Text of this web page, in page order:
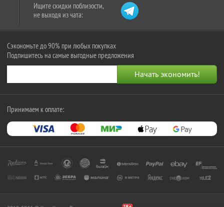
Ищите скидки поблизости,
не выходя из чата:
Сэкономьте до 90% при любых покупках
Подпишитесь на самые выгодные предложения
Принимаем к оплате: